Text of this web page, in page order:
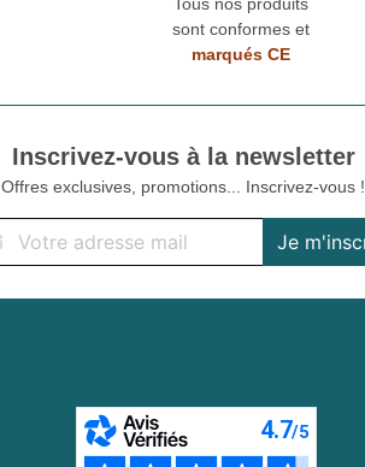
sont conformes et
marqués CE
Inscrivez-vous à la newsletter
Offres exclusives, promotions... Inscrivez-vous !